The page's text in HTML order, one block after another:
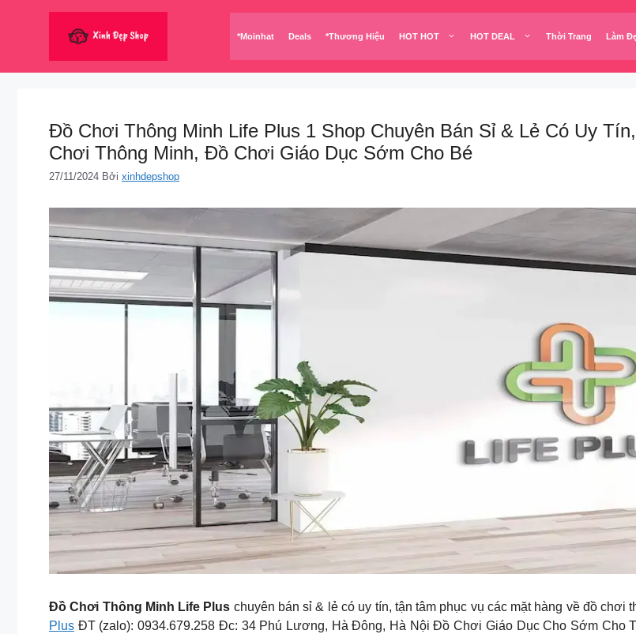
*Moinhat Deals *Thương Hiệu HOT HOT HOT DEAL Thời Trang Làm
Đồ Chơi Thông Minh Life Plus 1 Shop Chuyên Bán Sỉ & Lẻ Có Uy
Chơi Thông Minh, Đồ Chơi Giáo Dục Sớm Cho Bé
27/11/2024 Bởi xinhdepshop
Đồ Chơi Thông Minh Life Plus chuyên bán sỉ & lẻ có uy tín, tận tâm phục vụ các mặt hàng về đồ chơi
Plus ĐT (zalo): 0934.679.258 Đc: 34 Phú Lương, Hà Đông, Hà Nội Đồ Chơi Giáo Dục Cho Sớm Cho